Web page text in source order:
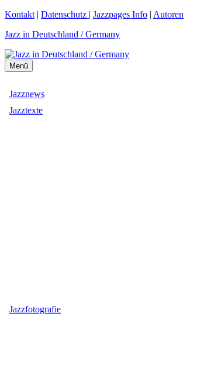
Zum
springen
Kontakt | Datenschutz | Jazzpages Info | Autoren
Jazz in Deutschland / Germany
Menü
Jazznews
Jazztexte
Jazzfotografie